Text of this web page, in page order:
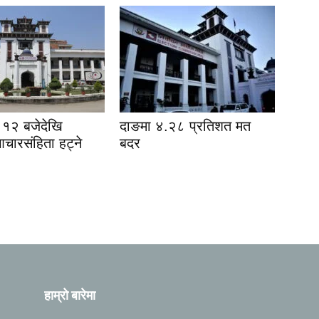
१२ बजेदेखि
हट्ने
दाङमा ४.२८ प्रतिशत मत
बदर
हाम्रो बारेमा